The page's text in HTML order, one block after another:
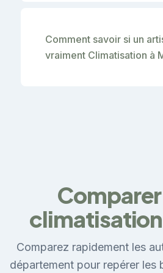
Comment savoir si un
vraiment Climatisation à
climatisation
Comparez rapidement les
département pour repérer les